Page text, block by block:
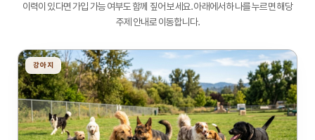
이력이 있다면 가입 가능 여부도 함께 짚어 보세요. 아래에서 하나를 누르면 해당
주제 안내로 이동합니다.
강아지